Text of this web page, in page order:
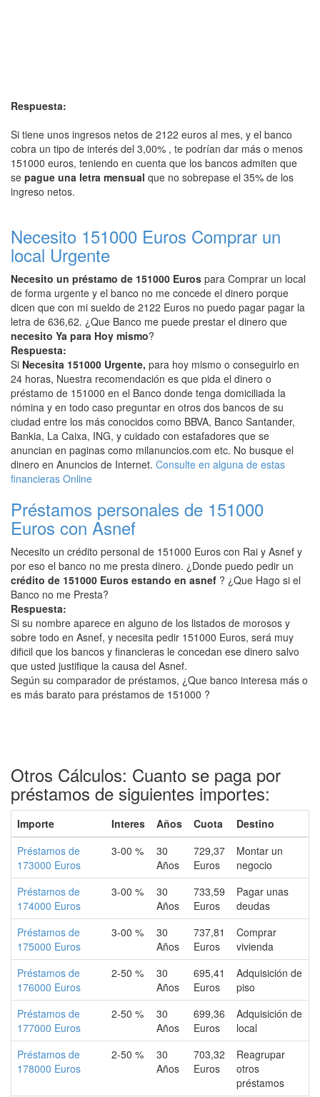
Respuesta:
Si tiene unos ingresos netos de 2122 euros al mes, y el banco
cobra un tipo de interés del 3,00% , te podrían dar más o menos
151000 euros, teniendo en cuenta que los bancos admiten que
se pague una letra mensual que no sobrepase el 35% de los
ingreso netos.
Necesito 151000 Euros Comprar un
local Urgente
Necesito un préstamo de 151000 Euros para Comprar un local
de forma urgente y el banco no me concede el dinero porque
dicen que con mi sueldo de 2122 Euros no puedo pagar pagar la
letra de 636,62. ¿Que Banco me puede prestar el dinero que
necesito Ya para Hoy mismo?
Respuesta:
Si Necesita 151000 Urgente, para hoy mismo o conseguirlo en
24 horas, Nuestra recomendación es que pida el dinero o
préstamo de 151000 en el Banco donde tenga domiciliada la
nómina y en todo caso preguntar en otros dos bancos de su
ciudad entre los más conocidos como BBVA, Banco Santander,
Bankia, La Caixa, ING, y cuidado con estafadores que se
anuncian en paginas como milanuncios.com etc. No busque el
dinero en Anuncios de Internet. Consulte en alguna de estas
financieras Online
Préstamos personales de 151000
Euros con Asnef
Necesito un crédito personal de 151000 Euros con Rai y Asnef y
por eso el banco no me presta dinero. ¿Donde puedo pedir un
crédito de 151000 Euros estando en asnef ? ¿Que Hago si el
Banco no me Presta?
Respuesta:
Si su nombre aparece en alguno de los listados de morosos y
sobre todo en Asnef, y necesita pedir 151000 Euros, será muy
dificil que los bancos y financieras le concedan ese dinero salvo
que usted justifique la causa del Asnef.
Según su comparador de préstamos, ¿Que banco interesa más o
es más barato para préstamos de 151000 ?
Otros Cálculos: Cuanto se paga por
préstamos de siguientes importes:
Importe Interes Años Cuota
Destino
Préstamos de
173000 Euros
3-00 %
30
Años
729,37
Euros
Montar un
negocio
Préstamos de
174000 Euros
3-00 %
30
Años
733,59
Euros
Pagar unas
deudas
Préstamos de
175000 Euros
3-00 %
30
Años
737,81
Euros
Comprar
vivienda
Préstamos de
176000 Euros
2-50 %
30
Años
695,41
Euros
Adquisición de
piso
Préstamos de
177000 Euros
2-50 %
30
Años
699,36
Euros
Adquisición de
local
Préstamos de
178000 Euros
2-50 %
30
Años
703,32
Euros
Reagrupar
otros
préstamos